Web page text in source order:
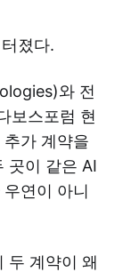
졌다.
와 전
보스포럼 현
가 계약을
곳이 같은 AI
연이 아니
두 계약이 왜